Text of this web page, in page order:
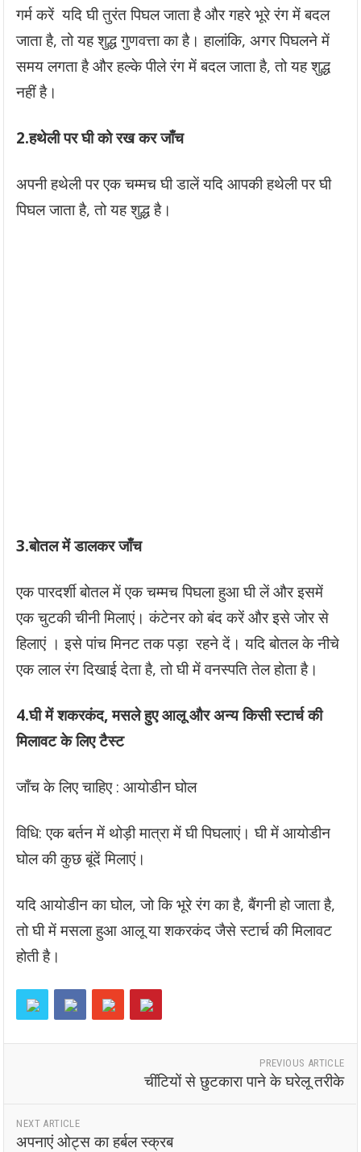
गर्म करें यदि घी तुरंत पिघल जाता है और गहरे भूरे रंग में बदल
जाता है, तो यह शुद्ध गुणवत्ता का है। हालांकि, अगर पिघलने में
समय लगता है और हल्के पीले रंग में बदल जाता है, तो यह शुद्ध
नहीं है।
2.हथेली पर घी को रख कर जाँच
अपनी हथेली पर एक चम्मच घी डालें यदि आपकी हथेली पर घी
पिघल जाता है, तो यह शुद्ध है।
3.बोतल में डालकर जाँच
एक पारदर्शी बोतल में एक चम्मच पिघला हुआ घी लें और इसमें
एक चुटकी चीनी मिलाएं। कंटेनर को बंद करें और इसे जोर से
हिलाएं । इसे पांच मिनट तक पड़ा रहने दें। यदि बोतल के नीचे
एक लाल रंग दिखाई देता है, तो घी में वनस्पति तेल होता है।
4.घी में शकरकंद, मसले हुए आलू और अन्य किसी स्टार्च की
मिलावट के लिए टैस्ट
जाँच के लिए चाहिए : आयोडीन घोल
विधि: एक बर्तन में थोड़ी मात्रा में घी पिघलाएं। घी में आयोडीन
घोल की कुछ बूंदें मिलाएं।
यदि आयोडीन का घोल, जो कि भूरे रंग का है, बैंगनी हो जाता है,
तो घी में मसला हुआ आलू या शकरकंद जैसे स्टार्च की मिलावट
होती है।
PREVIOUS ARTICLE
चींटियों से छुटकारा पाने के घरेलू तरीके
NEXT ARTICLE
अपनाएं ओट्स का हर्बल स्क्रब